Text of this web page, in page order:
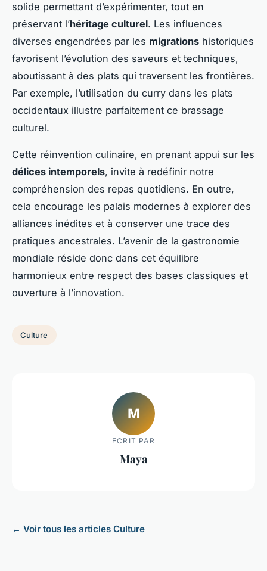
solide permettant d’expérimenter, tout en
préservant l’héritage culturel. Les influences
diverses engendrées par les migrations historiques
favorisent l’évolution des saveurs et techniques,
aboutissant à des plats qui traversent les frontières.
Par exemple, l’utilisation du curry dans les plats
occidentaux illustre parfaitement ce brassage
culturel.
Cette réinvention culinaire, en prenant appui sur les
délices intemporels, invite à redéfinir notre
compréhension des repas quotidiens. En outre,
cela encourage les palais modernes à explorer des
alliances inédites et à conserver une trace des
pratiques ancestrales. L’avenir de la gastronomie
mondiale réside donc dans cet équilibre
harmonieux entre respect des bases classiques et
ouverture à l’innovation.
Culture
M
ECRIT PAR
Maya
← Voir tous les articles Culture